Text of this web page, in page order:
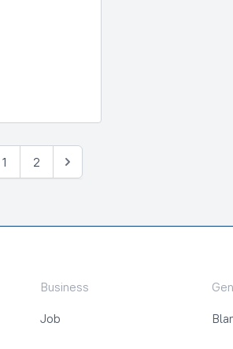
1 2
Næste
Business
Job